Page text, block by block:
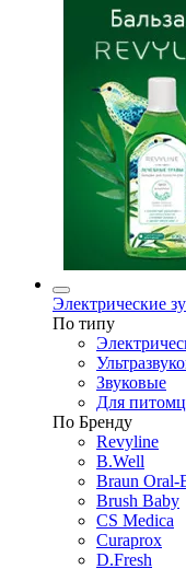
Электрические
По типу
Звуковые
Для
По Бренду
Revyline
B.Well
Braun Oral-
Brush Baby
CS Medica
Curaprox
D.Fresh